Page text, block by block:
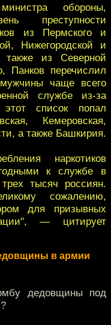
обороны,
преступности
из Пермского и
Нижегородской и
также из Северной
Панков перечислил
чаще всего
службе из-за
этот список попал
Кемеровская,
а также Башкирия.
наркотиков
к службе в
тысяч россиян.
сожалению,
для призывных
— цитирует
в армии
дедовщины под